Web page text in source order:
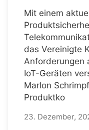
Mit einem
das Vereinigte
Anforderungen
IoT-Geräten
Marlon
Produktko
23. Dezember,